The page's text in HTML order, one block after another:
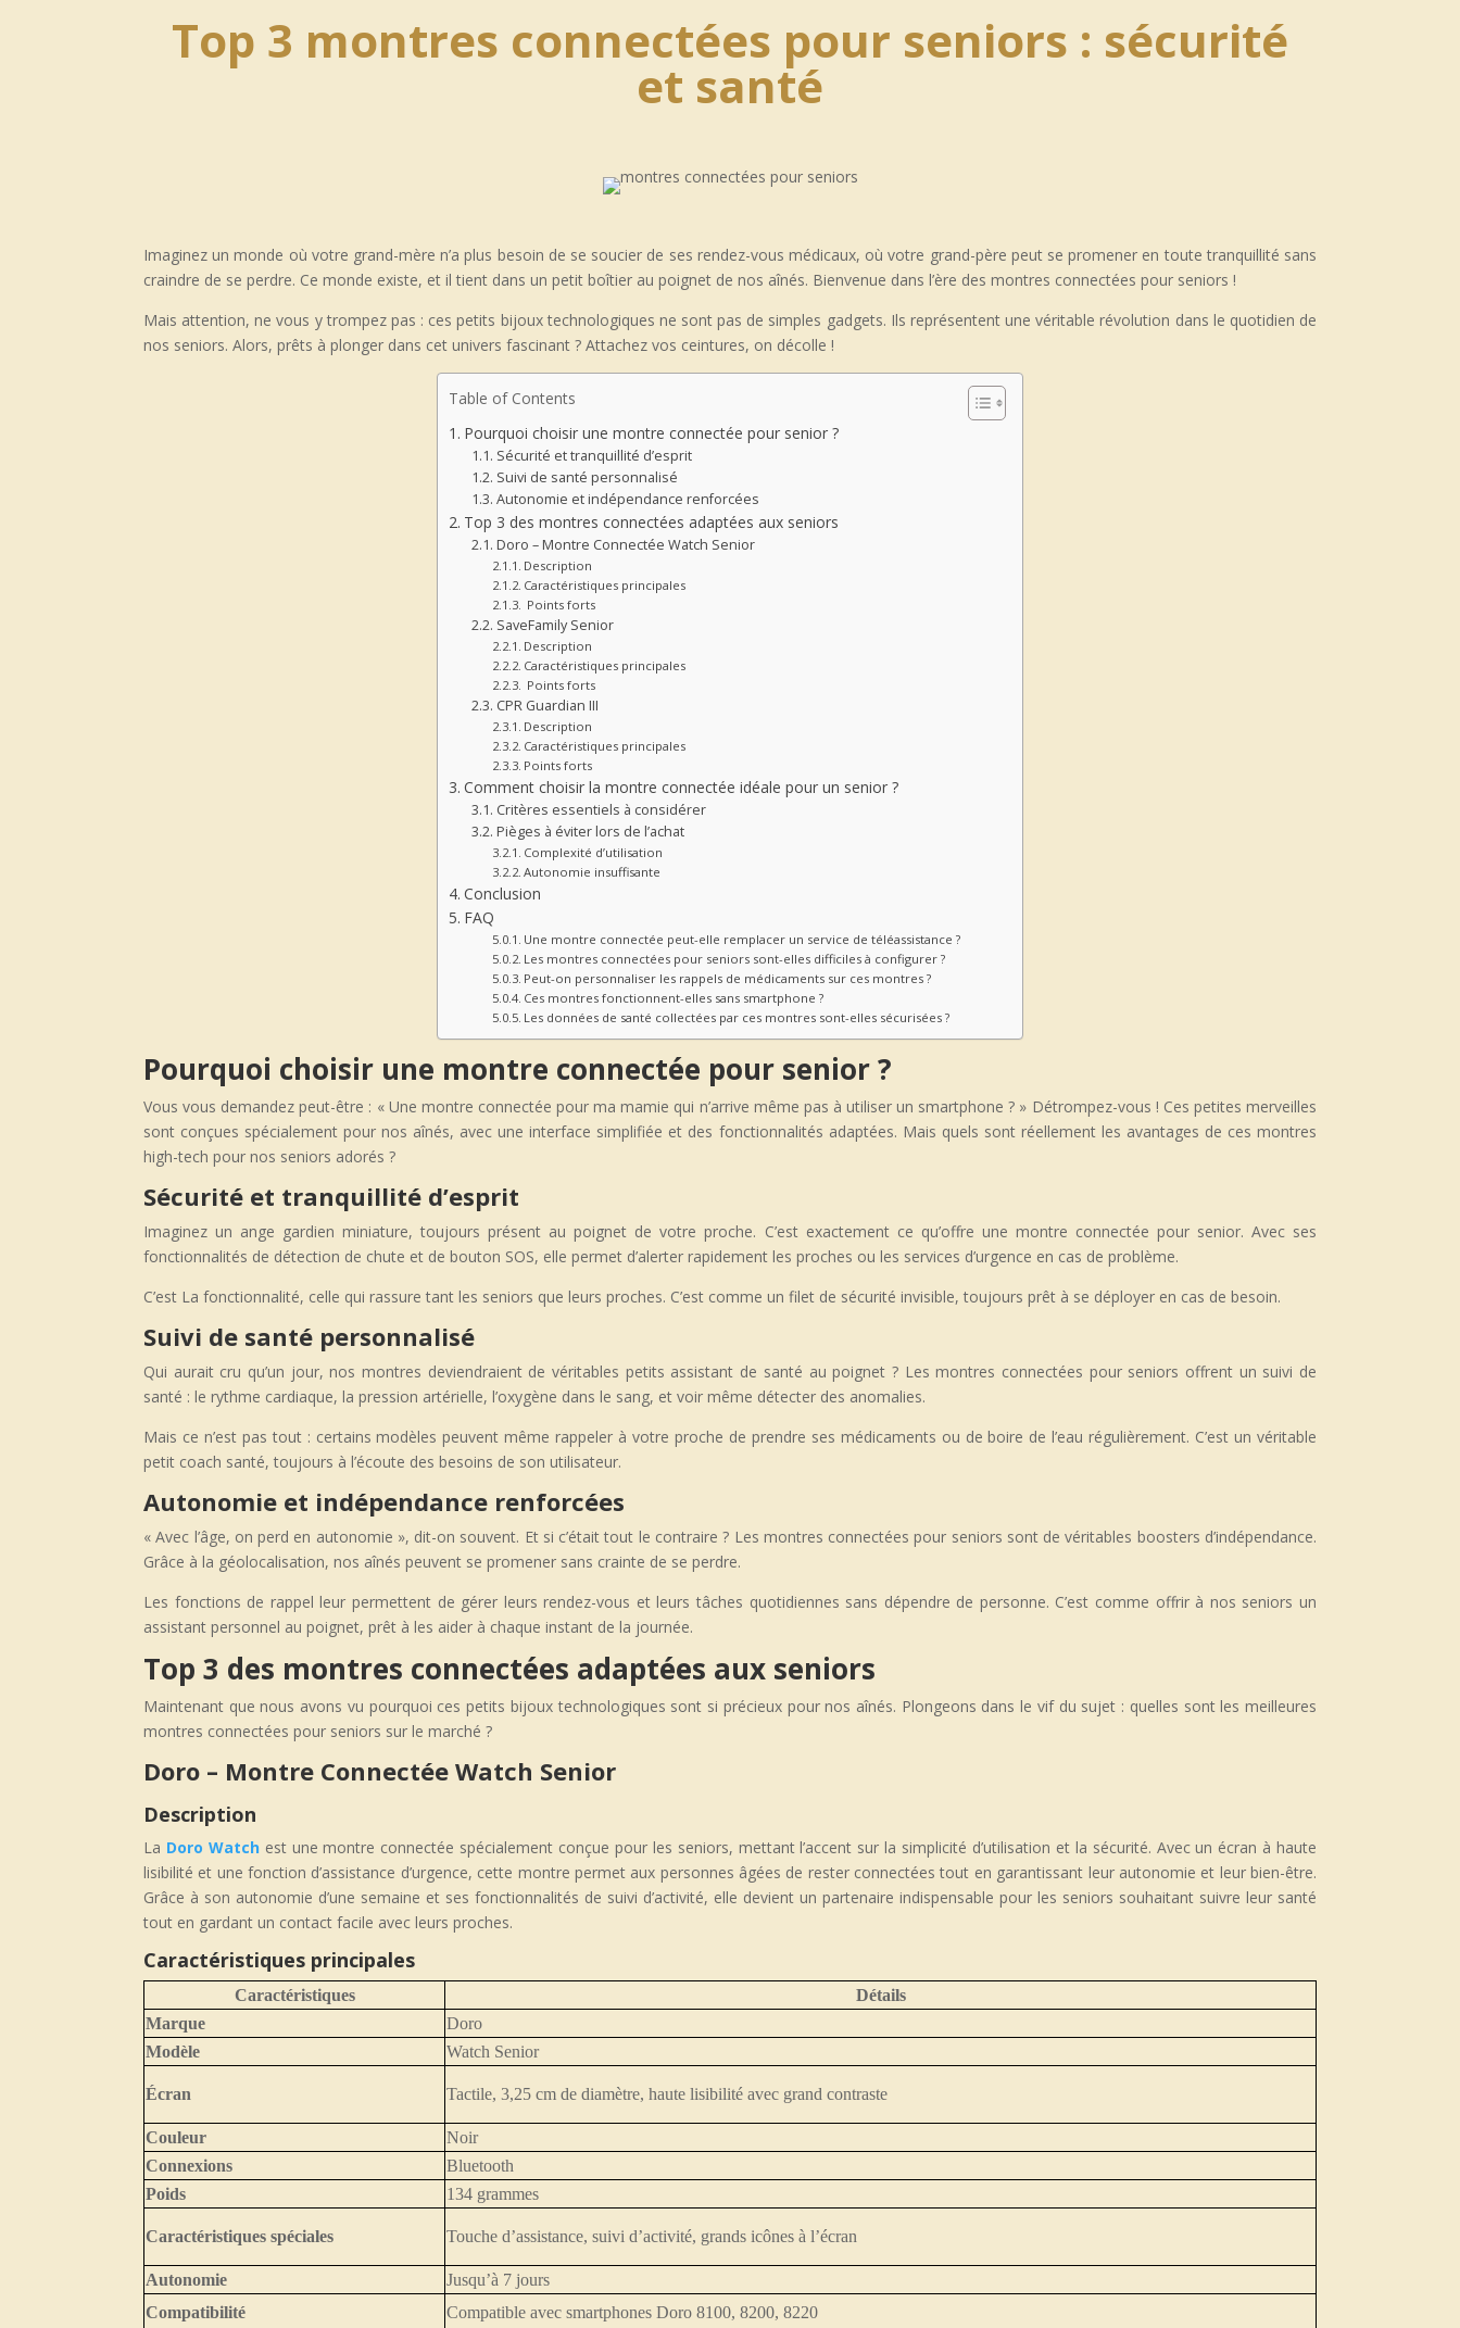
Top 3 montres connectées pour seniors : sécurité
et santé
Imaginez un monde où votre grand-mère n’a plus besoin de se soucier de ses rendez-vous médicaux, où votre grand-père peut se promener en toute tranquillité sans
craindre de se perdre. Ce monde existe, et il tient dans un petit boîtier au poignet de nos aînés. Bienvenue dans l’ère des montres connectées pour seniors !
Mais attention, ne vous y trompez pas : ces petits bijoux technologiques ne sont pas de simples gadgets. Ils représentent une véritable révolution dans le quotidien de
nos seniors. Alors, prêts à plonger dans cet univers fascinant ? Attachez vos ceintures, on décolle !
Table of Contents
Pourquoi choisir une montre connectée pour senior ?
Sécurité et tranquillité d’esprit
Suivi de santé personnalisé
Autonomie et indépendance renforcées
Top 3 des montres connectées adaptées aux seniors
Doro – Montre Connectée Watch Senior
Description
Caractéristiques principales
Points forts
SaveFamily Senior
Description
Caractéristiques principales
Points forts
CPR Guardian III
Description
Caractéristiques principales
Points forts
Comment choisir la montre connectée idéale pour un senior ?
Critères essentiels à considérer
Pièges à éviter lors de l’achat
Complexité d’utilisation
Autonomie insuffisante
Conclusion
FAQ
Une montre connectée peut-elle remplacer un service de téléassistance ?
Les montres connectées pour seniors sont-elles difficiles à configurer ?
Peut-on personnaliser les rappels de médicaments sur ces montres ?
Ces montres fonctionnent-elles sans smartphone ?
Les données de santé collectées par ces montres sont-elles sécurisées ?
Pourquoi choisir une montre connectée pour senior ?
Vous vous demandez peut-être : « Une montre connectée pour ma mamie qui n’arrive même pas à utiliser un smartphone ? » Détrompez-vous ! Ces petites merveilles
sont conçues spécialement pour nos aînés, avec une interface simplifiée et des fonctionnalités adaptées. Mais quels sont réellement les avantages de ces montres
high-tech pour nos seniors adorés ?
Sécurité et tranquillité d’esprit
Imaginez un ange gardien miniature, toujours présent au poignet de votre proche. C’est exactement ce qu’offre une montre connectée pour senior. Avec ses
fonctionnalités de détection de chute et de bouton SOS, elle permet d’alerter rapidement les proches ou les services d’urgence en cas de problème.
C’est La fonctionnalité, celle qui rassure tant les seniors que leurs proches. C’est comme un filet de sécurité invisible, toujours prêt à se déployer en cas de besoin.
Suivi de santé personnalisé
Qui aurait cru qu’un jour, nos montres deviendraient de véritables petits assistant de santé au poignet ? Les montres connectées pour seniors offrent un suivi de
santé : le rythme cardiaque, la pression artérielle, l’oxygène dans le sang, et voir même détecter des anomalies.
Mais ce n’est pas tout : certains modèles peuvent même rappeler à votre proche de prendre ses médicaments ou de boire de l’eau régulièrement. C’est un véritable
petit coach santé, toujours à l’écoute des besoins de son utilisateur.
Autonomie et indépendance renforcées
« Avec l’âge, on perd en autonomie », dit-on souvent. Et si c’était tout le contraire ? Les montres connectées pour seniors sont de véritables boosters d’indépendance.
Grâce à la géolocalisation, nos aînés peuvent se promener sans crainte de se perdre.
Les fonctions de rappel leur permettent de gérer leurs rendez-vous et leurs tâches quotidiennes sans dépendre de personne. C’est comme offrir à nos seniors un
assistant personnel au poignet, prêt à les aider à chaque instant de la journée.
Top 3 des montres connectées adaptées aux seniors
Maintenant que nous avons vu pourquoi ces petits bijoux technologiques sont si précieux pour nos aînés. Plongeons dans le vif du sujet : quelles sont les meilleures
montres connectées pour seniors sur le marché ?
Doro – Montre Connectée Watch Senior
Description
La Doro Watchest une montre connectée spécialement conçue pour les seniors, mettant l’accent sur la simplicité d’utilisation et la sécurité. Avec un écran à haute
lisibilité et une fonction d’assistance d’urgence, cette montre permet aux personnes âgées de rester connectées tout en garantissant leur autonomie et leur bien-être.
Grâce à son autonomie d’une semaine et ses fonctionnalités de suivi d’activité, elle devient un partenaire indispensable pour les seniors souhaitant suivre leur santé
tout en gardant un contact facile avec leurs proches.
Caractéristiques principales
Caractéristiques
Détails
Marque
Doro
Modèle
Watch Senior
Écran Tactile, 3,25 cm de diamètre, haute lisibilité avec grand contraste
Couleur
Noir
Connexions
Bluetooth
Poids
134 grammes
Caractéristiques spéciales Touche d’assistance, suivi d’activité, grands icônes à l’écran
Autonomie
Jusqu’à 7 jours
Compatibilité
Compatible avec smartphones Doro 8100, 8200, 8220